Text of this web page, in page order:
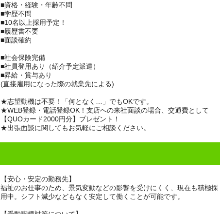
■資格・経験・年齢不問
■学歴不問
■10名以上採用予定！
■履歴書不要
■面談確約
■社会保険完備
■社員登用あり（紹介予定派遣）
■昇給・賞与あり
(直接雇用になった際の就業先による)
★志望動機は不要！「何となく…」でもOKです。
★WEB登録・電話登録OK！支店への来社面談の場合、交通費として
【QUOカード2000円分】プレゼント！
★出張面談に関してもお気軽にご相談ください。
【安心・安定の勤務先】
福祉のお仕事のため、景気変動などの影響を受けにくく、現在も積極採
用中。シフト減少などもなく安定して働くことが可能です。